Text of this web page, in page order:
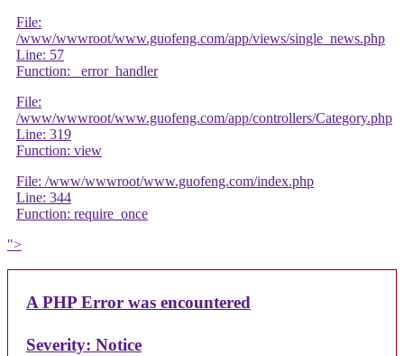
File:
/www/wwwroot/www.guofeng.com/app/views/single_news.php
Line: 57
Function: _error_handler
File:
/www/wwwroot/www.guofeng.com/app/controllers/Category.php
Line: 319
Function: view
File: /www/wwwroot/www.guofeng.com/index.php
Line: 344
Function: require_once
">
A PHP Error was encountered
Severity: Notice